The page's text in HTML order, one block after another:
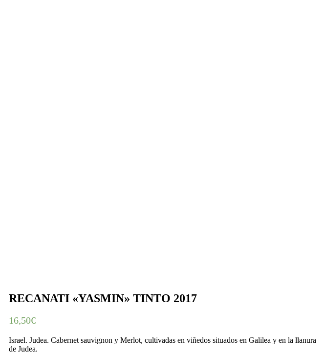
RECANATI «YASMIN» TINTO 2017
16,50€
Israel. Judea. Cabernet sauvignon y Merlot, cultivadas en viñedos situados en Galilea y en la llanura
de Judea.